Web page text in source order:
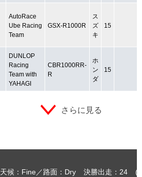
AutoRace
Ube Racing
Team
GSX-R1000R
ス
ズ
キ
15
DUNLOP
Racing
Team with
YAHAGI
CBR1000RR-
R
ホ
ン
ダ
15
さらに見る
天候：Fine 路面：Dry 決勝出走：24